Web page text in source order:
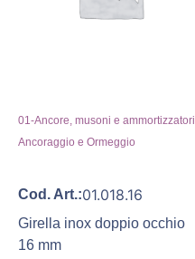
01-Ancore, musoni e ammortizzatori
Ancoraggio e Ormeggio
Cod. Art.:01.018.16
Girella inox doppio occhio
16 mm